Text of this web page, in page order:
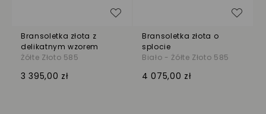
Bransoletka złota z
delikatnym wzorem
Żółte Złoto 585
3 395,00 zł
Dodaj do listy życzeń
Bransoletka złota o
splocie
Biało - Żółte Złoto 585
4 075,00 zł